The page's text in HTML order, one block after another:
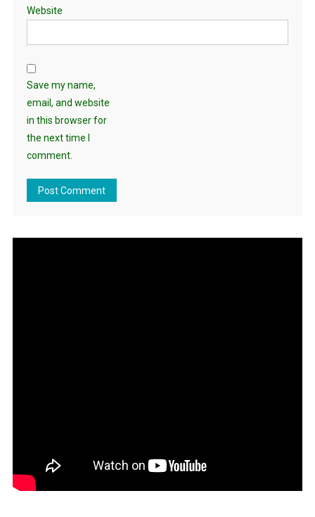
Website
Save my name,
email, and website
in this browser for
the next time I
comment.